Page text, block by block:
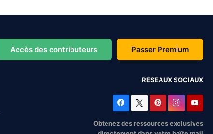
Accès des contributeurs Passer Premium
RÉSEAUX SOCIAUX
Obtenez des ressources exclusives